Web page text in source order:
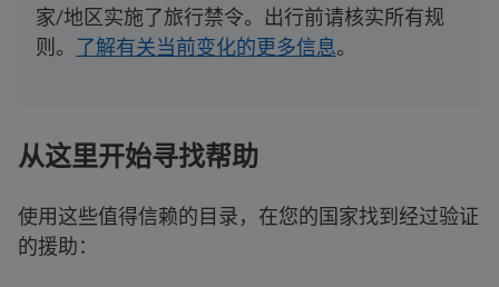
家/地区实施了旅行禁令。出行前请核实所有规
则。 了解有关当前变化的更多信息。
从这里开始寻找帮助
使用这些值得信赖的目录，在您的国家找到经过验证
的援助：